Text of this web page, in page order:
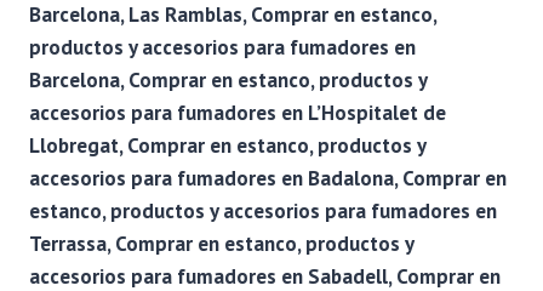
Barcelona, Las Ramblas, Comprar en estanco,
productos y accesorios para fumadores en
Barcelona, Comprar en estanco, productos y
accesorios para fumadores en L’Hospitalet de
Llobregat, Comprar en estanco, productos y
accesorios para fumadores en Badalona, Comprar en
estanco, productos y accesorios para fumadores en
Terrassa, Comprar en estanco, productos y
accesorios para fumadores en Sabadell, Comprar en